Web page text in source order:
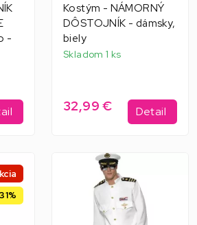
-
Kostým - NÁMORNÝ
DÔSTOJNÍK - dámsky,
biely
Skladom 1 ks
32,99 € Detail